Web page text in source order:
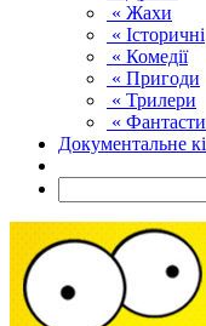
« Жахи
« Історичні
« Комедії
« Пригоди
« Трилери
«
Документальне